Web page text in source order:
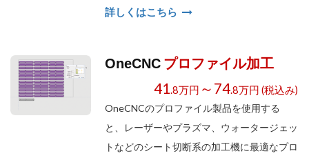
詳しくはこちら
OneCNC プロファイル加工
41.8万円 ～74.8万円 (税込み)
OneCNCのプロファイル製品を使用する
と、レーザーやプラズマ、ウォータージェッ
トなどのシート切断系の加工機に最適なプロ